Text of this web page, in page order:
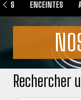
ENCEINTES
Rechercher